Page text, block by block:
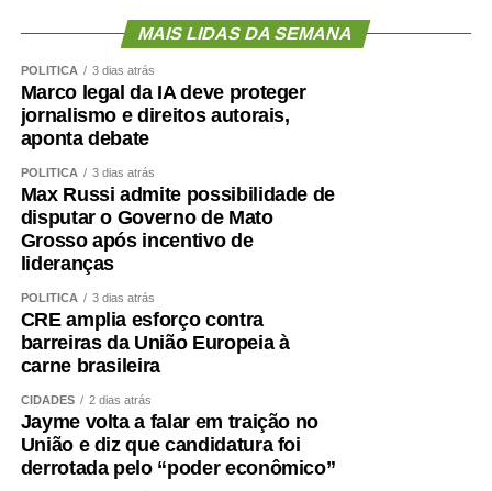
cientificamente esse problema
?
O primeiro passo é avaliar mais do que o peso.
Circunferência abdominal, composição corporal, força de
preensão, velocidade da marcha, capacidade funcional e
exames cardiometabólicos ajudam a identificar riscos que
o IMC isolado não mostra.
O treinamento de força deve ocupar posição central.
Caminhar é importante, mas pode não ser suficiente para
preservar ou recuperar massa muscular. Exercícios
resistidos, progressivos e individualizados são
fundamentais.
A alimentação também precisa garantir quantidade
MAIS LIDAS DA SEMANA
POLÍTICA 3 dias atrás
Marco legal da IA deve proteger
jornalismo e direitos autorais,
aponta debate
POLÍTICA 3 dias atrás
Max Russi admite possibilidade de
disputar o Governo de Mato
Grosso após incentivo de
lideranças
POLÍTICA 3 dias atrás
CRE amplia esforço contra
barreiras da União Europeia à
carne brasileira
CIDADES 2 dias atrás
Jayme volta a falar em traição no
União e diz que candidatura foi
derrotada pelo “poder econômico”